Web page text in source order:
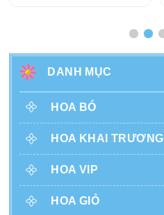
DANH MỤC
HOA BÓ
HOA KHAI TRƯƠNG
HOA VIP
HOA GIỎ